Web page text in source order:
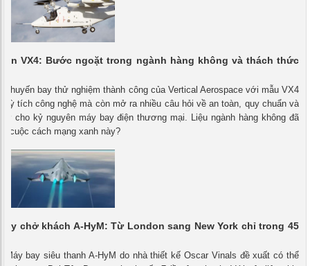
VX4: Bước ngoặt trong ngành hàng không và thách thức
Chuyến bay thử nghiệm thành công của Vertical Aerospace với mẫu VX4
kỳ tích công nghệ mà còn mở ra nhiều câu hỏi về an toàn, quy chuẩn và
cho kỷ nguyên máy bay điện thương mại. Liệu ngành hàng không đã
cuộc cách mạng xanh này?
chở khách A-HyM: Từ London sang New York chỉ trong 45
Máy bay siêu thanh A-HyM do nhà thiết kế Oscar Vinals đề xuất có thể